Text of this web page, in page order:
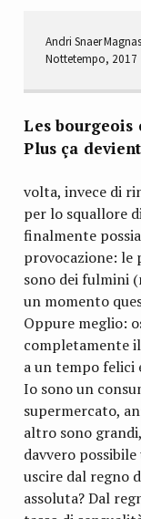
Andri Snaer
Nottetempo, 2017
Les bourgeois
Plus ça
volta, invece di
per lo squallore
finalmente
provocazione: le
sono dei fulmini
un momento
Oppure meglio:
completamente
a un tempo felici
Io sono un
supermercato,
altro sono
davvero
uscire dal regno
assoluta? Dal